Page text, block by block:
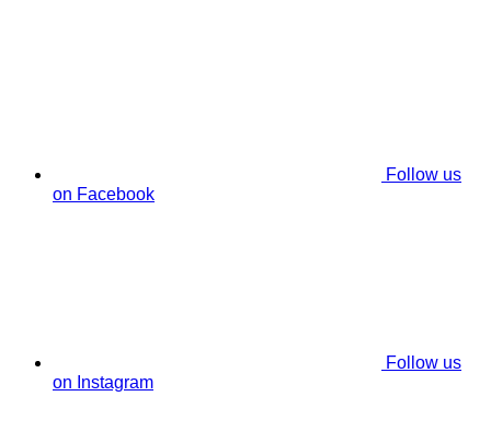
Follow us
on Facebook
Follow us
on Instagram